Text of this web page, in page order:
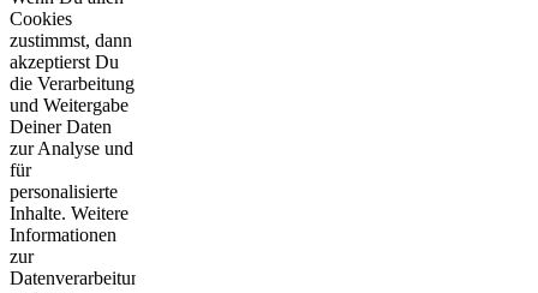
Cookies
zustimmst, dann
akzeptierst Du
die Verarbeitung
und Weitergabe
Deiner Daten
zur Analyse und
für
personalisierte
Inhalte. Weitere
Informationen
zur
Datenverarbeitung,